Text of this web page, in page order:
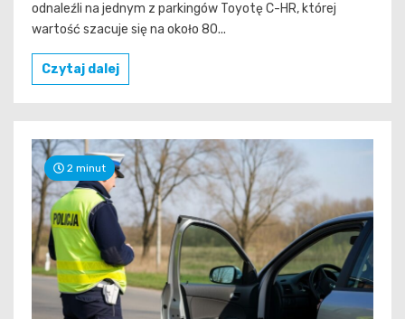
odnaleźli na jednym z parkingów Toyotę C-HR, której
wartość szacuje się na około 80...
Czytaj dalej
2 minut